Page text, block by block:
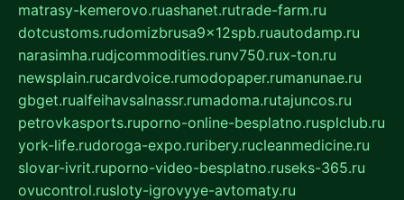
matrasy-kemerovo.ruashanet.rutrade-farm.ru
dotcustoms.rudomizbrusa9x12spb.ruautodamp.ru
narasimha.rudjcommodities.runv750.rux-ton.ru
newsplain.rucardvoice.rumodopaper.rumanunae.ru
gbget.rualfeihavsalnassr.rumadoma.rutajuncos.ru
petrovkasports.ruporno-online-besplatno.rusplclub.ru
york-life.rudoroga-expo.ruribery.rucleanmedicine.ru
slovar-ivrit.ruporno-video-besplatno.ruseks-365.ru
ovucontrol.rusloty-igrovyye-avtomaty.ru